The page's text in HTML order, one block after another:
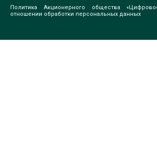
Политика Акционерного общества
отношении обработки персональных данных